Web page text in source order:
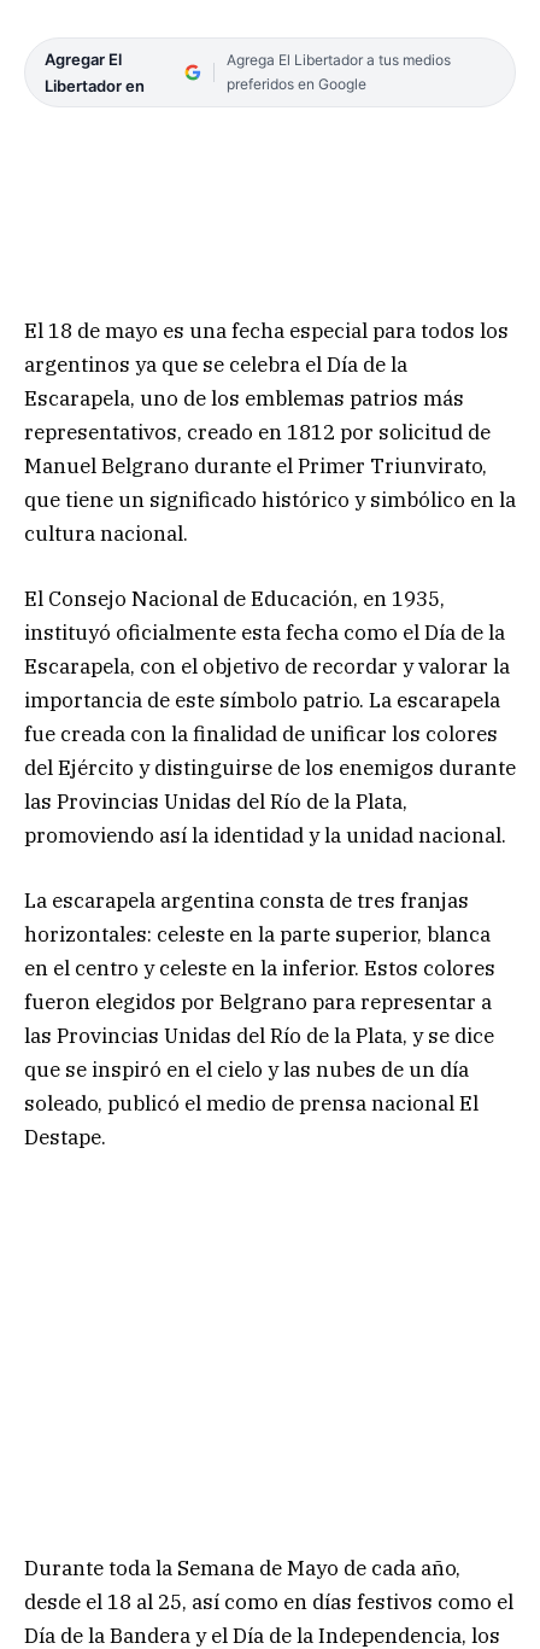
Agregar El
Libertador en
Agrega El Libertador a tus medios
preferidos en Google
El 18 de mayo es una fecha especial para todos los
argentinos ya que se celebra el Día de la
Escarapela, uno de los emblemas patrios más
representativos, creado en 1812 por solicitud de
Manuel Belgrano durante el Primer Triunvirato,
que tiene un significado histórico y simbólico en la
cultura nacional.
El Consejo Nacional de Educación, en 1935,
instituyó oficialmente esta fecha como el Día de la
Escarapela, con el objetivo de recordar y valorar la
importancia de este símbolo patrio. La escarapela
fue creada con la finalidad de unificar los colores
del Ejército y distinguirse de los enemigos durante
las Provincias Unidas del Río de la Plata,
promoviendo así la identidad y la unidad nacional.
La escarapela argentina consta de tres franjas
horizontales: celeste en la parte superior, blanca
en el centro y celeste en la inferior. Estos colores
fueron elegidos por Belgrano para representar a
las Provincias Unidas del Río de la Plata, y se dice
que se inspiró en el cielo y las nubes de un día
soleado, publicó el medio de prensa nacional El
Destape.
Durante toda la Semana de Mayo de cada año,
desde el 18 al 25, así como en días festivos como el
Día de la Bandera y el Día de la Independencia, los